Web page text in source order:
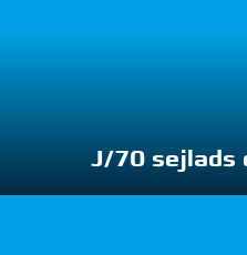
J/70 sejlads